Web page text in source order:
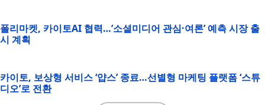
폴리마켓, 카이토AI 협력…’소셜미디어 관심·여론’ 예측 시장 출
시 계획
카이토, 보상형 서비스 ‘얍스’ 종료…선별형 마케팅 플랫폼 ‘스튜
디오’로 전환